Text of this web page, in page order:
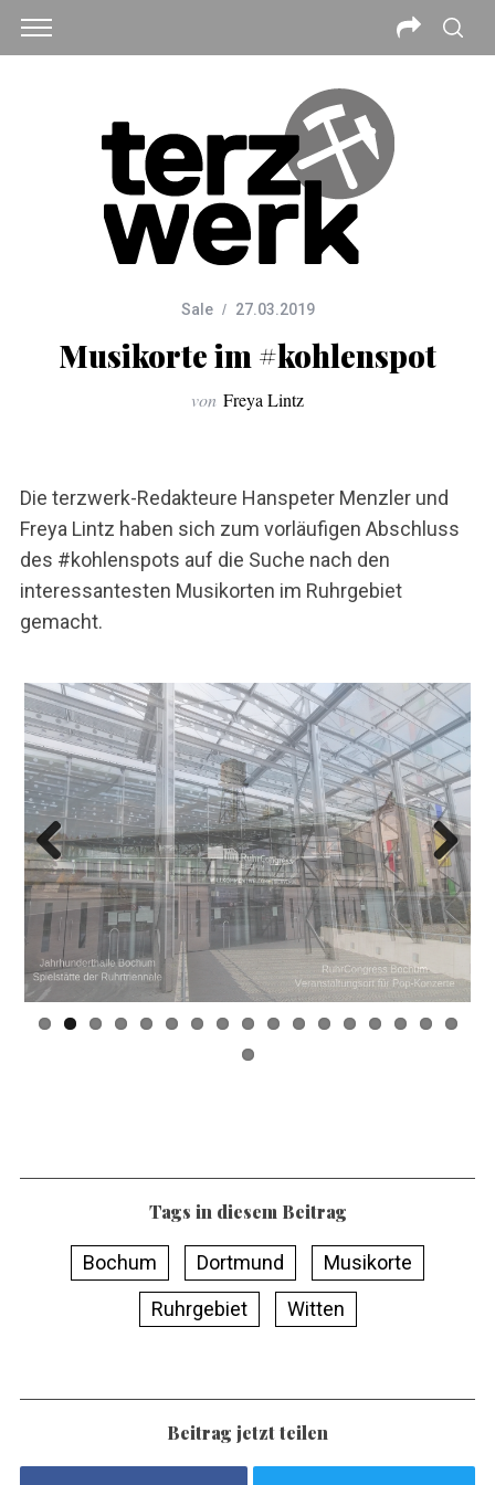
Sale 27.03.2019
Musikorte im #kohlenspot
von Freya Lintz
Die terzwerk-Redakteure Hanspeter Menzler und
Freya Lintz haben sich zum vorläufigen Abschluss
des #kohlenspots auf die Suche nach den
interessantesten Musikorten im Ruhrgebiet
gemacht.
Previ
ous
Next
Tags in diesem Beitrag
Bochum Dortmund
Musikorte
Ruhrgebiet
Witten
Beitrag jetzt teilen